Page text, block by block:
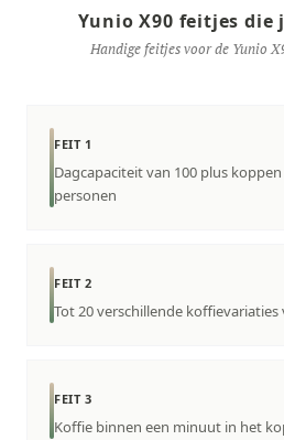
Yunio X90 feitjes die
Handige feitjes voor de Yunio
FEIT 1
Dagcapaciteit van 100 plus
personen
FEIT 2
Tot 20 verschillende koffievariaties
FEIT 3
Koffie binnen een minuut in het